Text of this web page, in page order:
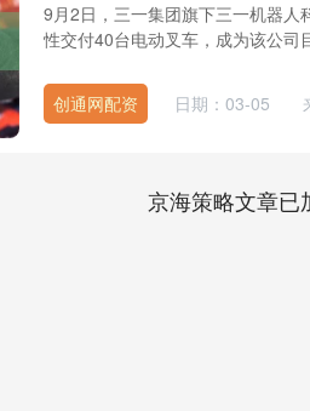
9月2日，三一集团旗下三一机器人
性交付40台电动叉车，成为该公司
创通网配资 日期：03-05
京海策略文章已